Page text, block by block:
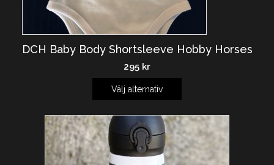
DCH Baby Body Shortsleeve Hobby Horses
295 kr
Välj alternativ